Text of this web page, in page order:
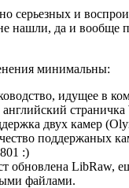
серьезных и
нашли, да и вообще
минимальны:
идущее в
страничка
двух камер
поддержаных
:)
обновлена LibRaw,
файлами.